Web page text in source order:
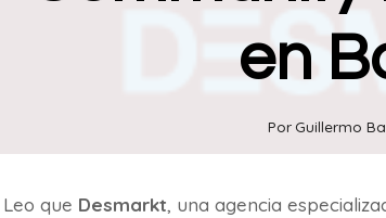
en
PorGuillermo
Leo que Desmarkt, una agencia